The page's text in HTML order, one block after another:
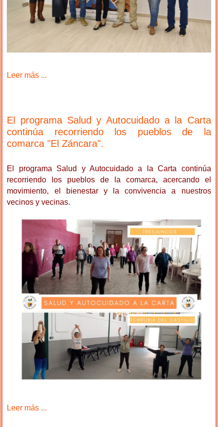
Leer más ...
El programa Salud y Autocuidado a la Carta
continúa recorriendo los pueblos de la
comarca "El Záncara".
El programa Salud y Autocuidado a la Carta continúa
recorriendo los pueblos de la comarca, acercando el
movimiento, el bienestar y la convivencia a nuestros
vecinos y vecinas.
Leer más ...